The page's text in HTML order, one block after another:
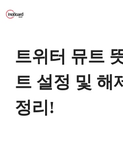
텐
트위터 뮤트
트 설정 및 해
정리!